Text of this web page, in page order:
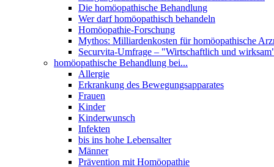
Die homöopathische Behandlung
Wer darf homöopathisch behandeln
Homöopathie-Forschung
Mythos: Milliardenkosten für homöopathische
Securvita-Umfrage – "Wirtschaftlich und
homöopathische Behandlung bei...
Allergie
Erkrankung des Bewegungsapparates
Frauen
Kinder
Kinderwunsch
Infekten
bis ins hohe Lebensalter
Männer
Prävention mit Homöopathie